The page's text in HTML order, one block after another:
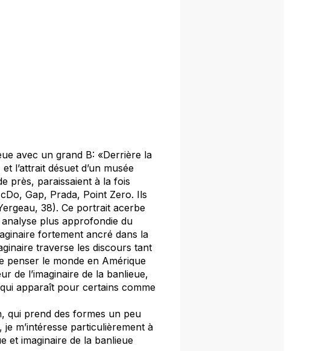
avec un grand B: «Derrière la
l’attrait désuet d’un musée
près, paraissaient à la fois
Gap, Prada, Point Zero. Ils
38). Ce portrait acerbe
plus approfondie du
fortement ancré dans la
traverse les discours tant
penser le monde en Amérique
de l’imaginaire de la banlieue,
apparaît pour certains comme
qui prend des formes un peu
m’intéresse particulièrement à
et imaginaire de la banlieue